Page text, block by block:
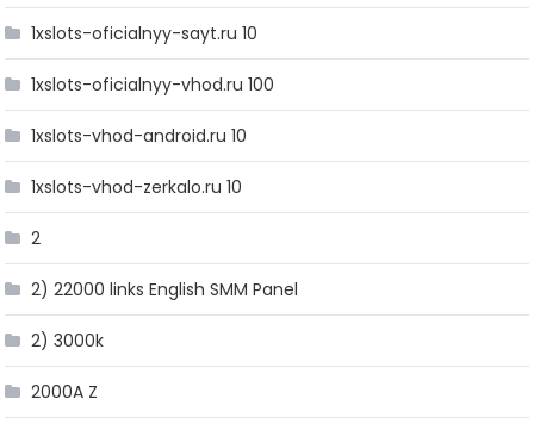
1xslots-oficialnyy-sayt.ru 10
1xslots-oficialnyy-vhod.ru 100
1xslots-vhod-android.ru 10
1xslots-vhod-zerkalo.ru 10
2
2) 22000 links English SMM Panel
2) 3000k
2000A Z